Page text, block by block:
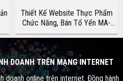
Thiết Kế Website Thực Phẩm
Chức Năng, Bán Tổ Yến MA-
104
DOANH TRÊN MẠNG INTERNET
doanh online trên internet. Đồng hành